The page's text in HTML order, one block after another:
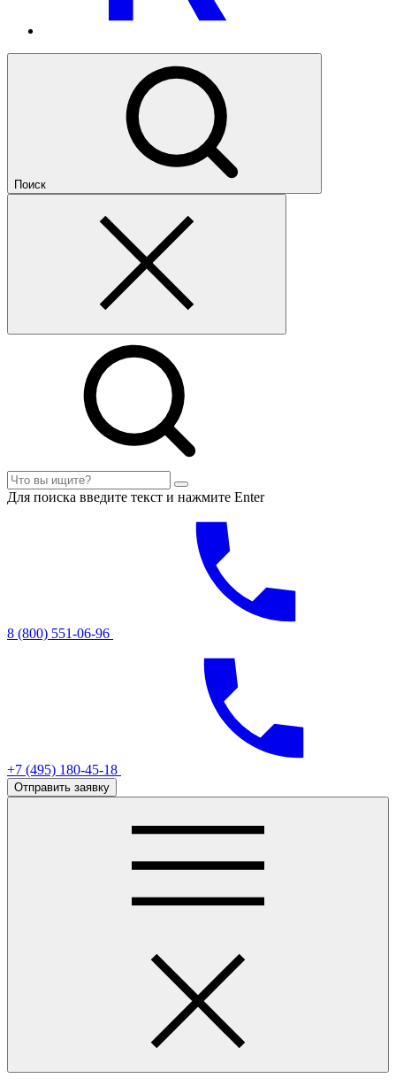
Поиск
Для поиска введите текст и нажмите Enter
8 (800) 551-06-96
+7 (495) 180-45-18
Отправить заявку